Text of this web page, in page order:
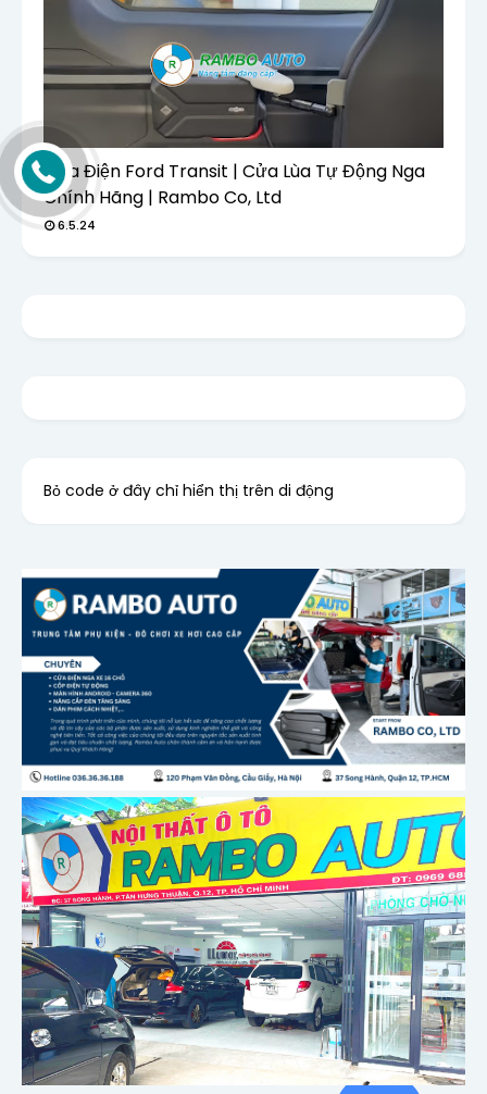
Cửa Điện Ford Transit | Cửa Lùa Tự Động Nga
Chính Hãng | Rambo Co, Ltd
6.5.24
Bỏ code ở đây chỉ hiển thị trên di động